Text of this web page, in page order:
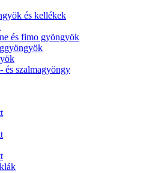
és kellékek
és fimo gyöngyök
és szalmagyöngy